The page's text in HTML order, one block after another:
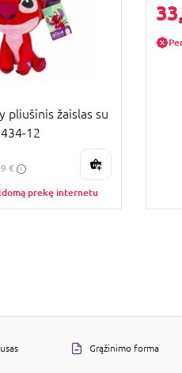
pliušinis žaislas su
12
€
prekę internetu
33,
Grąžinimo forma